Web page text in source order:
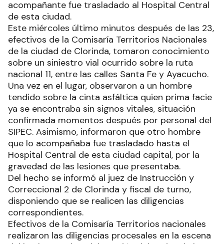
acompañante fue trasladado al Hospital Central
de esta ciudad.
Este miércoles último minutos después de las 23,
efectivos de la Comisaría Territorios Nacionales
de la ciudad de Clorinda, tomaron conocimiento
sobre un siniestro vial ocurrido sobre la ruta
nacional 11, entre las calles Santa Fe y Ayacucho.
Una vez en el lugar, observaron a un hombre
tendido sobre la cinta asfáltica quien prima facie
ya se encontraba sin signos vitales, situación
confirmada momentos después por personal del
SIPEC. Asimismo, informaron que otro hombre
que lo acompañaba fue trasladado hasta el
Hospital Central de esta ciudad capital, por la
gravedad de las lesiones que presentaba.
Del hecho se informó al juez de Instrucción y
Correccional 2 de Clorinda y fiscal de turno,
disponiendo que se realicen las diligencias
correspondientes.
Efectivos de la Comisaría Territorios nacionales
realizaron las diligencias procesales en la escena